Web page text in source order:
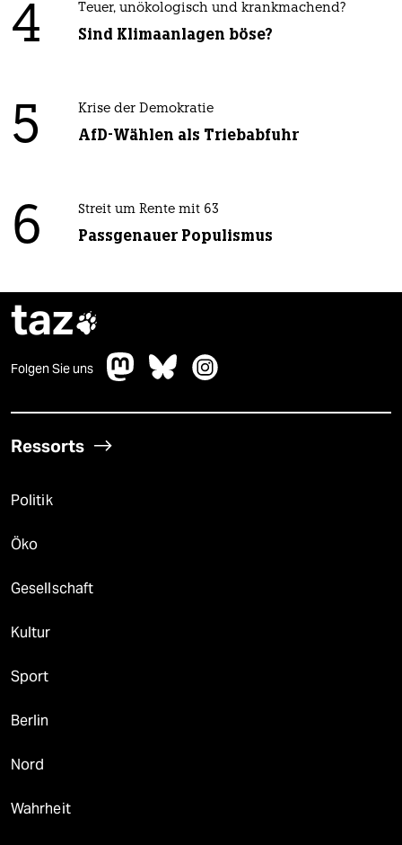
4 Teuer, unökologisch und krankmachend?
Sind Klimaanlagen böse?
5 Krise der Demokratie
AfD-Wählen als Triebabfuhr
6 Streit um Rente mit 63
Passgenauer Populismus
taz
Folgen Sie uns
Ressorts
Politik
Öko
Gesellschaft
Kultur
Sport
Berlin
Nord
Wahrheit